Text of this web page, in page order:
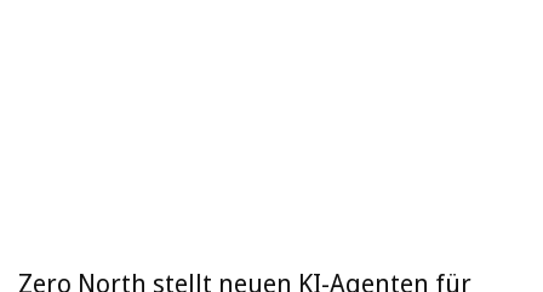
Zero North stellt neuen KI-Agenten für